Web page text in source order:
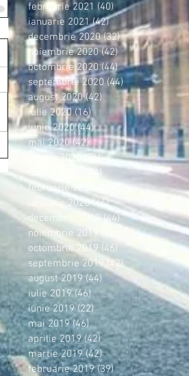
februarie 2021 (40)40 postări
ianuarie 2021 (42)42 postări
decembrie 2020 (32)32 postări
noiembrie 2020 (42) 42 postări
octombrie 2020 (44)44 postări
septembrie 2020 (44)44 postări
august 2020 (42)42 postări
iulie 2020 (16)16 postări
iunie 2020 (44)44 postări
mai 2020 (42)42 postări
aprilie 2020 (36)36 postări
martie 2020
(44) 44 postări
februarie 2020
38 postări
ianuarie 2020 (46)46 postări
decembrie 2019 (44)44 postări
noiembrie 2019
42 postări
octombrie 2019 (46) 46 postări
septembrie 2019 (42)42 postări
august 2019 (44) 44 postări
iulie 2019 (46) 46 postări
iunie 2019 (22) 22 postări
mai 2019 (46)46 postări
aprilie 2019 (42)42 postări
martie 2019 (42)42 postări
februarie 2019 (39)39 postări